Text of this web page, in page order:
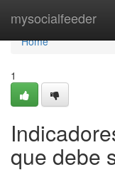
mysocialfeeder
Home
Home
1
que debe